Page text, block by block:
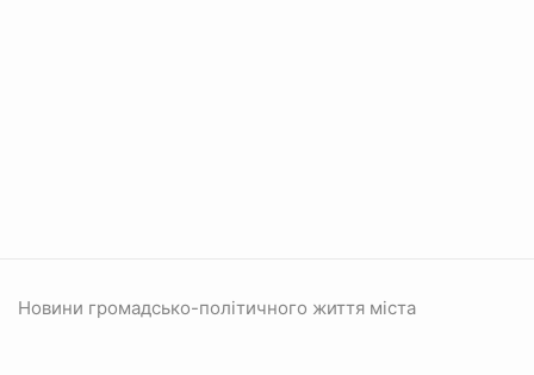
Новини громадсько-політичного життя міста